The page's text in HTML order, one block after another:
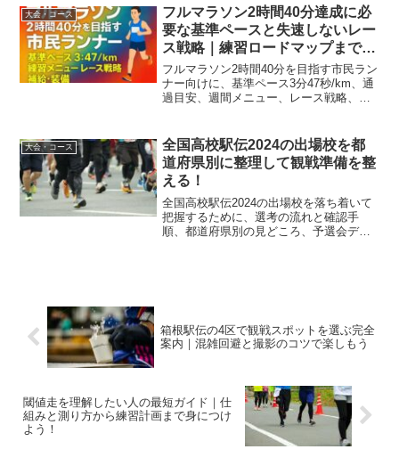
ックリストで当日運用が簡単。
大会・コース
フルマラソン2時間40分達成に必
要な基準ペースと失速しないレー
ス戦略｜練習ロードマップまで合
わせて詳しく解説
フルマラソン2時間40分を目指す市民ラン
ナー向けに、基準ペース3分47秒/km、通
過目安、週間メニュー、レース戦略、補
コツも網羅。
大会・コース
全国高校駅伝2024の出場校を都
道府県別に整理して観戦準備を整
える！
全国高校駅伝2024の出場校を落ち着いて
把握するために、選考の流れと確認手
順、都道府県別の見どころ、予選会デー
箱根駅伝の4区で観戦スポットを選ぶ完全
案内｜混雑回避と撮影のコツで楽しもう
閾値走を理解したい人の最短ガイド｜仕
組みと測り方から練習計画まで身につけ
よう！